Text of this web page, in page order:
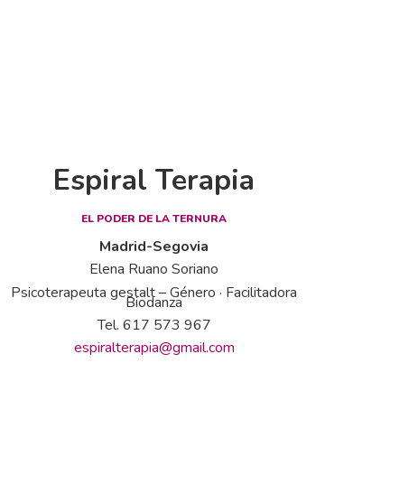
Espiral Terapia
EL PODER DE LA TERNURA
Madrid-Segovia
Elena Ruano Soriano
Psicoterapeuta gestalt – Género · Facilitadora
Biodanza
Tel. 617 573 967
espiralterapia@gmail.com